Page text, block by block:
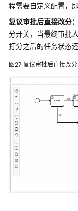
程需要自定义配置，
复议审批后直接改分：
分开关，当最终审批
打分之后的任务状态
图27 复议审批后直接改分